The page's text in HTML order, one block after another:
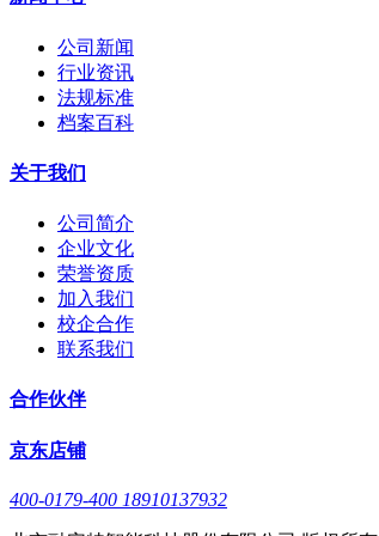
公司新闻
行业资讯
法规标准
档案百科
关于我们
公司简介
企业文化
荣誉资质
加入我们
校企合作
联系我们
合作伙伴
京东店铺
400-0179-400 18910137932